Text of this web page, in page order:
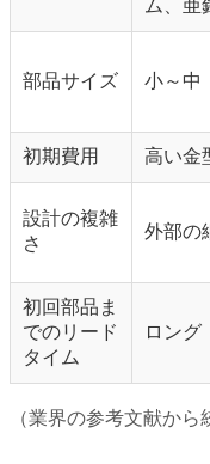
ム、亜
部品サイズ 小～中
初期費用 高い金
設計の複雑
さ
外部の
初回部品ま
でのリード
タイム
ロング
（業界の参考文献から